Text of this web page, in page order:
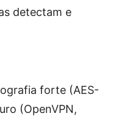
detectam e
forte (AES-
(OpenVPN,